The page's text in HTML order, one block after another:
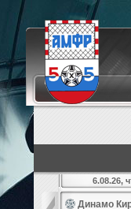
6.08.26,
Динамо